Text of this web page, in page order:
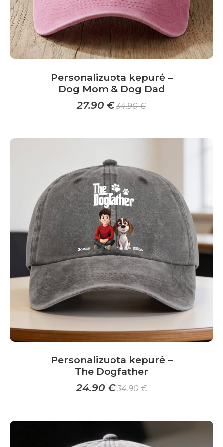
page
Personalizuota kepurė –
Dog Mom & Dog Dad
27.90 €34.90€
product
multiple
variants.
The
options
may
be
chosen
on
the
product
page
Personalizuota kepurė –
The Dogfather
24.90 €34.90€
has